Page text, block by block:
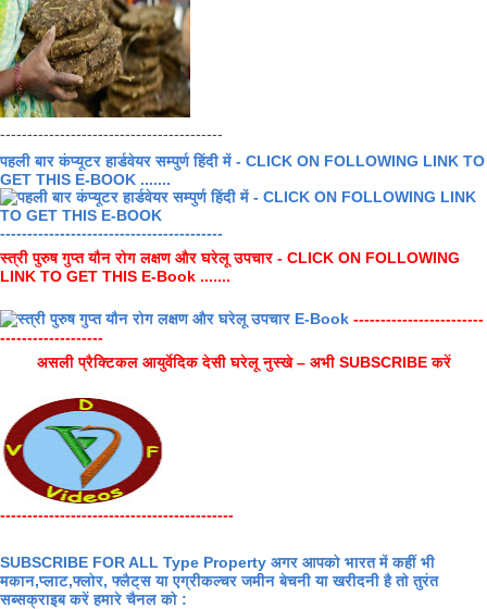
-----------------------------------------
पहली बार कंप्यूटर हार्डवेयर सम्पुर्ण हिंदी में - CLICK ON FOLLOWING LINK TO
GET THIS E-BOOK .......
-----------------------------------------
स्त्री पुरुष गुप्त यौन रोग लक्षण और घरेलू उपचार - CLICK ON FOLLOWING
LINK TO GET THIS E-Book .......
------------------------
-------------------
असली प्रैक्टिकल आयुर्वेदिक देसी घरेलू नुस्खे – अभी SUBSCRIBE करें
-------------------------------------------
SUBSCRIBE FOR ALL Type Property अगर आपको भारत में कहीं भी
मकान,प्लाट,फ्लोर, फ्लैट्स या एग्रीकल्चर जमीन बेचनी या खरीदनी है तो तुरंत
सब्सक्राइब करें हमारे चैनल को :